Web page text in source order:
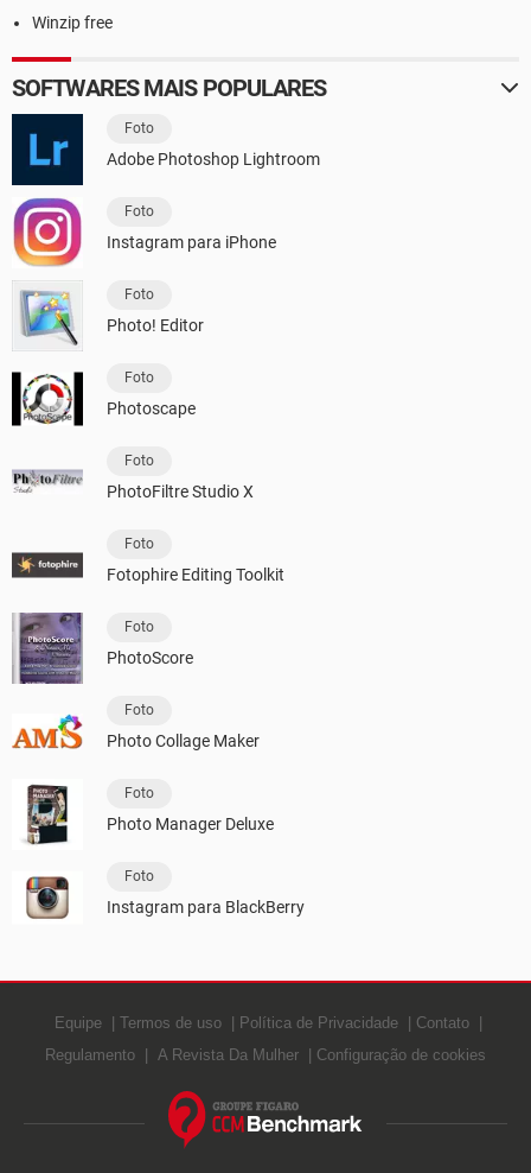
Winzip free
SOFTWARES MAIS POPULARES
Foto
Adobe Photoshop Lightroom
Foto
Instagram para iPhone
Foto
Photo! Editor
Foto
Photoscape
Foto
PhotoFiltre Studio X
Foto
Fotophire Editing Toolkit
Foto
PhotoScore
Foto
Photo Collage Maker
Foto
Photo Manager Deluxe
Foto
Instagram para BlackBerry
Equipe Termos de uso Política de Privacidade
Contato
Regulamento
A Revista Da Mulher Configuração de cookies